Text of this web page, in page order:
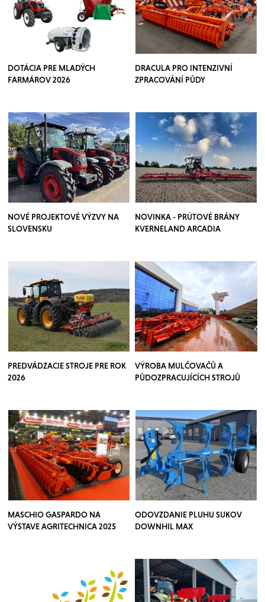
DOTÁCIA PRE MLADÝCH
FARMÁROV 2026
DRACULA PRO INTENZIVNÍ
ZPRACOVÁNÍ PŮDY
NOVÉ PROJEKTOVÉ VÝZVY NA
SLOVENSKU
NOVINKA - PRÚTOVÉ BRÁNY
KVERNELAND ARCADIA
PREDVÁDZACIE STROJE PRE ROK
2026
VÝROBA MULČOVAČŮ A
PŮDOZPRACUJÍCÍCH STROJŮ
MASCHIO GASPARDO NA
VÝSTAVE AGRITECHNICA 2025
ODOVZDANIE PLUHU SUKOV
DOWNHIL MAX